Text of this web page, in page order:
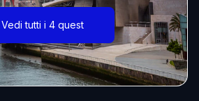
Vedi tutti i 4 quest